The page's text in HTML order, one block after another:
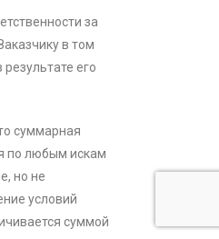
за
в том
его
суммарная
по любым искам
но не
условий
суммой